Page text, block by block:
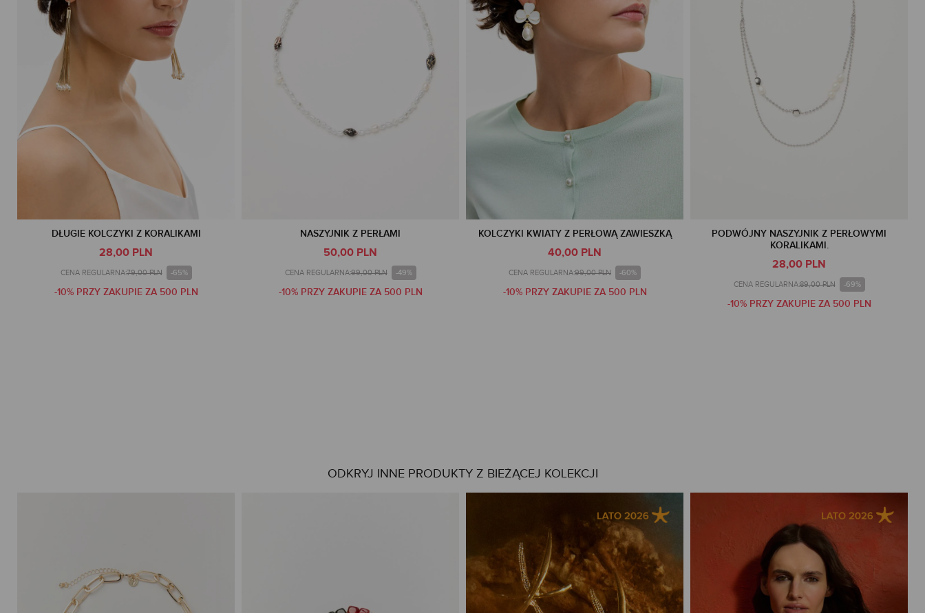
DŁUGIE KOLCZYKI Z KORALIKAMI
28,00 PLN
CENA REGULARNA:79,00 PLN -65%
-10% PRZY ZAKUPIE ZA 500 PLN
NASZYJNIK Z PERŁAMI
50,00 PLN
CENA REGULARNA:99,00 PLN -49%
-10% PRZY ZAKUPIE ZA 500 PLN
KOLCZYKI KWIATY Z PERŁOWĄ ZAWIESZKĄ
40,00 PLN
CENA REGULARNA:99,00 PLN -60%
-10% PRZY ZAKUPIE ZA 500 PLN
PODWÓJNY NASZYJNIK Z PERŁOWYMI
KORALIKAMI.
28,00 PLN
CENA REGULARNA:89,00 PLN -69%
-10% PRZY ZAKUPIE ZA 500 PLN
ODKRYJ INNE PRODUKTY Z BIEŻĄCEJ KOLEKCJI